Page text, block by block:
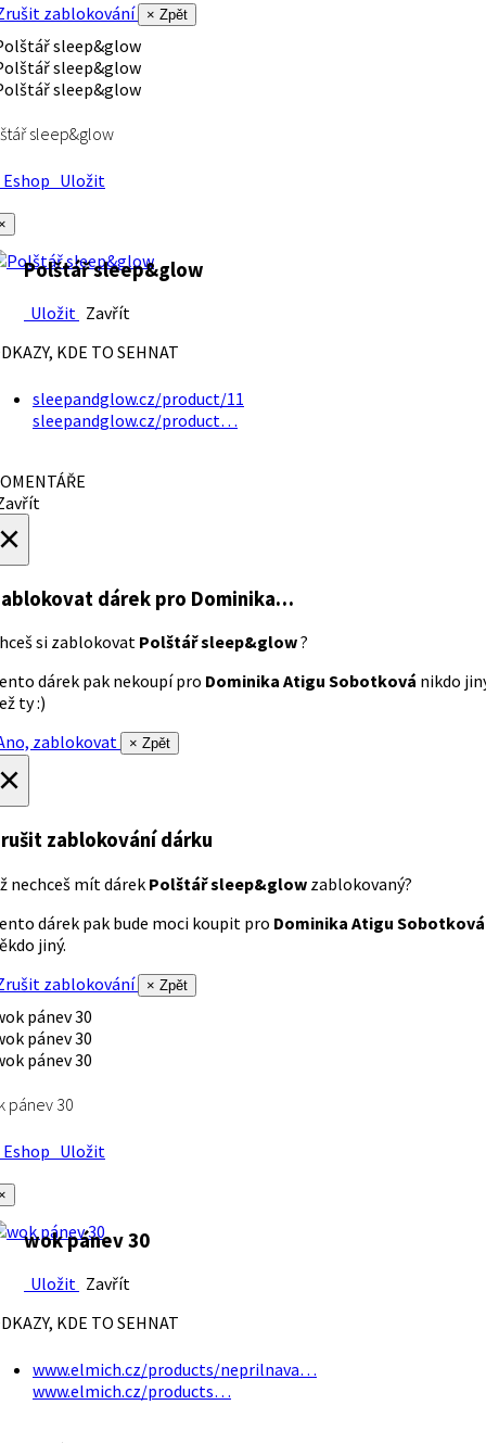
zablokování
× Zpět
sleep&glow
Uložit
Polštář sleep&glow
Uložit Zavřít
KDE TO SEHNAT
sleepandglow.cz/product/11
sleepandglow.cz/product…
dárek pro Dominika…
si zablokovat Polštář sleep&glow?
dárek pak nekoupí pro Dominika Atigu Sobotková nikdo
ty :)
zablokovat
× Zpět
zablokování dárku
nechceš mít dárek Polštář sleep&glow zablokovaný?
dárek pak bude moci koupit pro Dominika Atigu Sobotková
jiný.
zablokování
× Zpět
pánev 30
Uložit
wok pánev 30
Uložit Zavřít
KDE TO SEHNAT
www.elmich.cz/products/neprilnava…
www.elmich.cz/products…